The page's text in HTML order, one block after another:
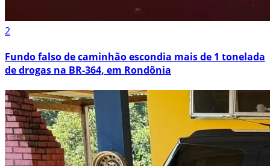
2
Fundo falso de caminhão escondia mais de 1 tonelada
de drogas na BR-364, em Rondônia